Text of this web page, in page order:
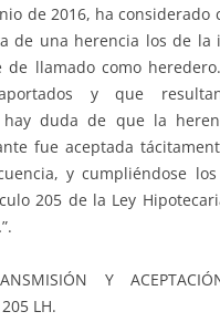
de 2016, ha considerado
de una herencia los de la
llamado como
y que
hay duda de que la
fue aceptada
y cumpliéndose
205 de la Ley
Y
LH.